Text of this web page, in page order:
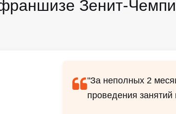
Зенит-
"За неполных 2
проведения